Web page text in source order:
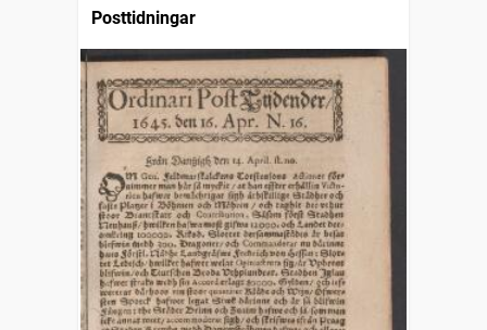
Posttidningar